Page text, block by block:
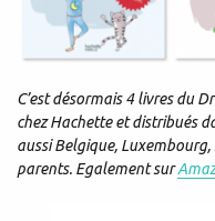
C’est désormais 4 livres du
chez Hachette et distribués
aussi Belgique, Luxembourg,
parents. Egalement sur